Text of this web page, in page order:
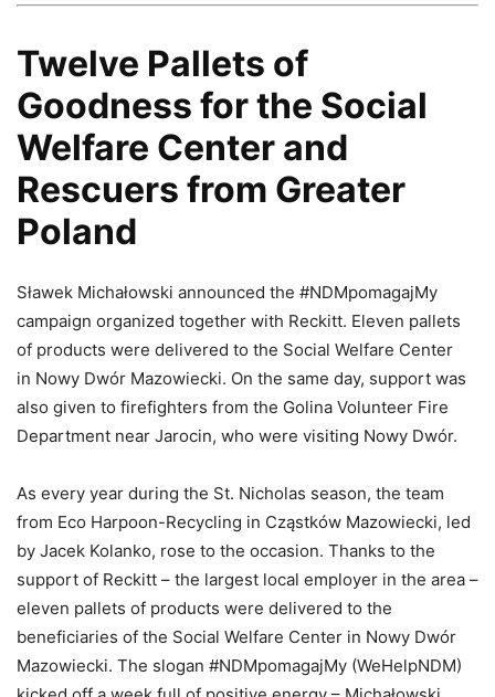
Twelve Pallets of
Goodness for the Social
Welfare Center and
Rescuers from Greater
Poland
Sławek Michałowski announced the #NDMpomagajMy
campaign organized together with Reckitt. Eleven pallets
of products were delivered to the Social Welfare Center
in Nowy Dwór Mazowiecki. On the same day, support was
also given to firefighters from the Golina Volunteer Fire
Department near Jarocin, who were visiting Nowy Dwór.
As every year during the St. Nicholas season, the team
from Eco Harpoon-Recycling in Cząstków Mazowiecki, led
by Jacek Kolanko, rose to the occasion. Thanks to the
support of Reckitt – the largest local employer in the area –
eleven pallets of products were delivered to the
beneficiaries of the Social Welfare Center in Nowy Dwór
Mazowiecki. The slogan #NDMpomagajMy (WeHelpNDM)